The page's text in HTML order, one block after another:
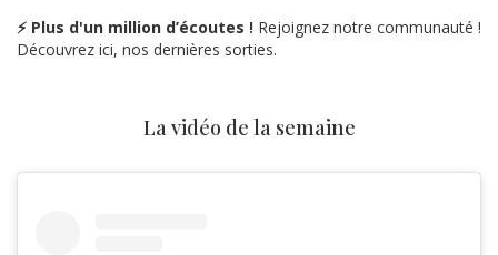
⚡ Plus d'un million d’écoutes ! Rejoignez notre communauté !
Découvrez ici, nos dernières sorties.
La vidéo de la semaine